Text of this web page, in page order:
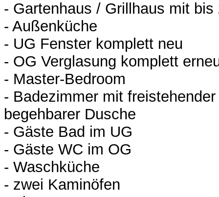
- Gartenhaus / Grillhaus mit
- Außenküche
- UG Fenster komplett neu
- OG Verglasung komplett
- Master-Bedroom
- Badezimmer mit
begehbarer Dusche
- Gäste Bad im UG
- Gäste WC im OG
- Waschküche
- zwei Kaminöfen